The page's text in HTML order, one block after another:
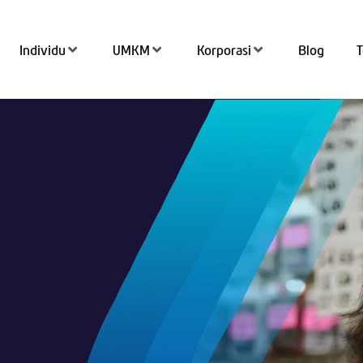
Individu
Top
QRIS
UMKM Korporasi Blog